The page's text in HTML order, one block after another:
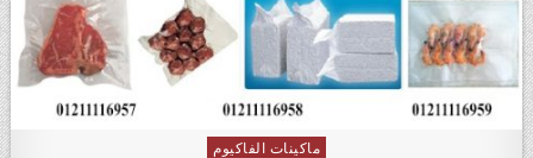
Posted in
ماكينات الفاكيوم